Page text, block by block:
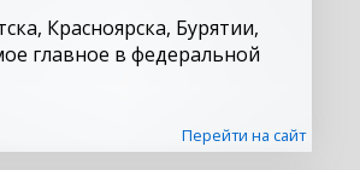
Красноярска, Бурятии,
главное в федеральной
Перейти на сайт